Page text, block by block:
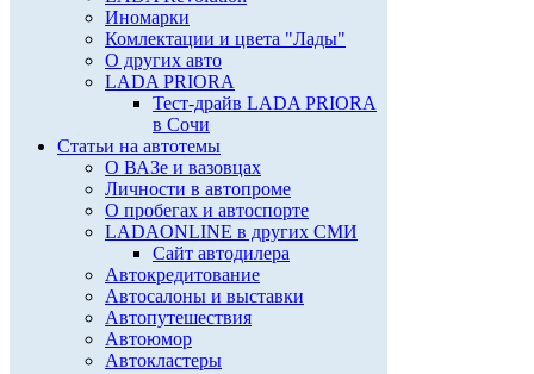
Иномарки
Комлектации и цвета "Лады"
О других авто
LADA PRIORA
Тест-драйв LADA PRIORA
в Сочи
Статьи на автотемы
О ВАЗе и вазовцах
Личности в автопроме
О пробегах и автоспорте
LADAONLINE в других СМИ
Сайт автодилера
Автокредитование
Автосалоны и выставки
Автопутешествия
Автоюмор
Автокластеры